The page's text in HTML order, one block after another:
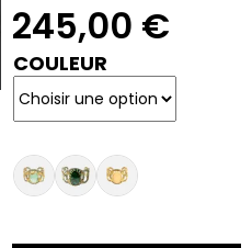
245,00 €
COULEUR